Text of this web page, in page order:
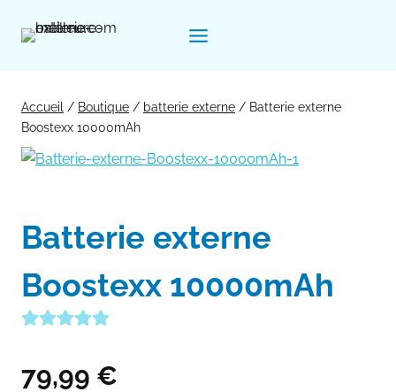
Accueil / Boutique / batterie externe / Batterie externe
Boostexx 10000mAh
Batterie externe
Boostexx 10000mAh
79,99 €